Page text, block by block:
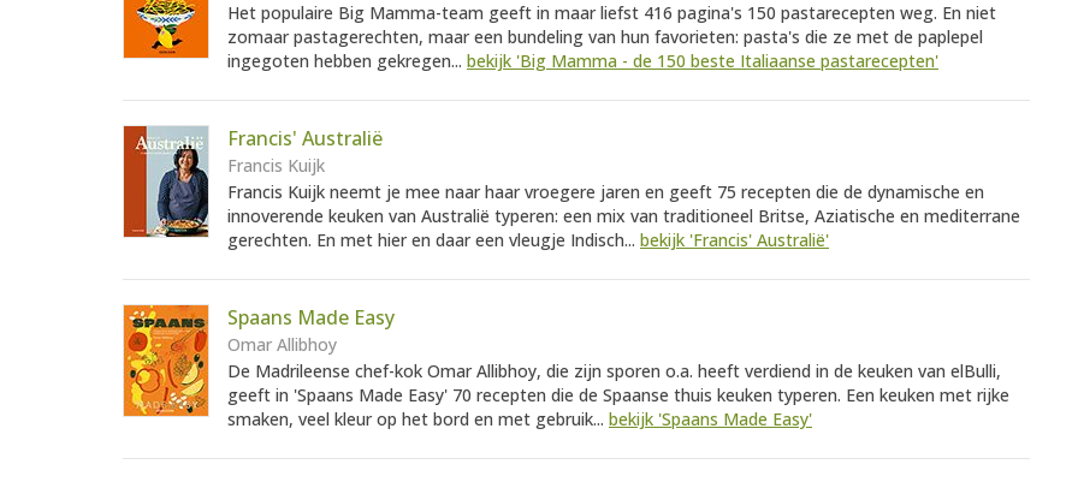
Het populaire Big Mamma-team geeft in maar liefst 416 pagina's 150 pastarecepten weg. En niet
zomaar pastagerechten, maar een bundeling van hun favorieten: pasta's die ze met de paplepel
ingegoten hebben gekregen... bekijk 'Big Mamma - de 150 beste Italiaanse pastarecepten'
Francis' Australië
Francis Kuijk
Francis Kuijk neemt je mee naar haar vroegere jaren en geeft 75 recepten die de dynamische en
innoverende keuken van Australië typeren: een mix van traditioneel Britse, Aziatische en mediterrane
gerechten. En met hier en daar een vleugje Indisch... bekijk 'Francis' Australië'
Spaans Made Easy
Omar Allibhoy
De Madrileense chef-kok Omar Allibhoy, die zijn sporen o.a. heeft verdiend in de keuken van elBulli,
geeft in 'Spaans Made Easy' 70 recepten die de Spaanse thuis keuken typeren. Een keuken met rijke
smaken, veel kleur op het bord en met gebruik... bekijk 'Spaans Made Easy'